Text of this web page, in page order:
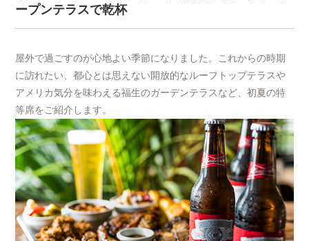
ープンテラスで乾杯
屋外で過ごすのが心地よい季節になりました。これからの時期
に訪れたい、都心とは思えない開放的なルーフトップテラスや
アメリカ気分を味わえる福生のガーデンテラスなど、初夏の特
等席をご紹介します。